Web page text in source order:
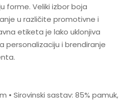
forme. Veliki izbor boja
u različite promotivne i
etiketa je lako uklonjiva
i brendiranje
• Sirovinski sastav: 85% pamuk,